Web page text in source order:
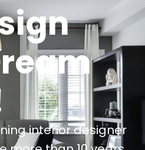
interior designer